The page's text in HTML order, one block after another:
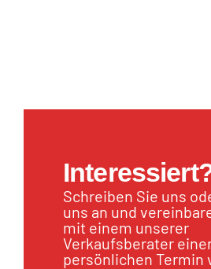
Schreiben Sie uns
uns an und
mit einem unserer
Verkaufsberater
persönlichen Termin